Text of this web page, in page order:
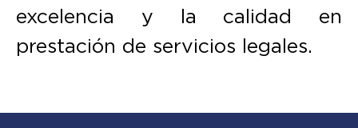
excelencia y la calidad en
prestación de servicios legales.